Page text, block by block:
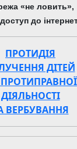
«не ловить»,
до
ПРОТИДІЯ
ДІТЕЙ
ДІЯЛЬНОСТІ
ВЕРБУВАННЯ